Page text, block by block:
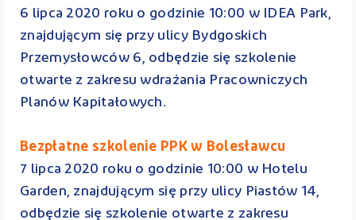
6 lipca 2020 roku o godzinie 10:00 w IDEA Park,
znajdującym się przy ulicy Bydgoskich
Przemysłowców 6, odbędzie się szkolenie
otwarte z zakresu wdrażania Pracowniczych
Planów Kapitałowych.
Bezpłatne szkolenie PPK w Bolesławcu
7 lipca 2020 roku o godzinie 10:00 w Hotelu
Garden, znajdującym się przy ulicy Piastów 14,
odbędzie się szkolenie otwarte z zakresu